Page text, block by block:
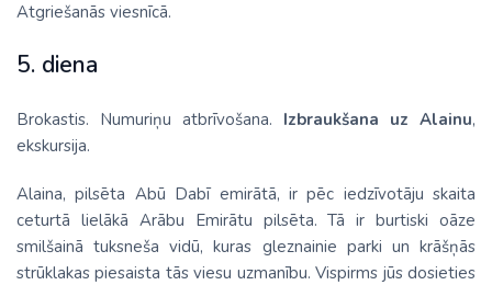
Atgriešanās viesnīcā.
5. diena
Brokastis. Numuriņu atbrīvošana. Izbraukšana uz Alainu,
ekskursija.
Alaina, pilsēta Abū Dabī emirātā, ir pēc iedzīvotāju skaita
ceturtā lielākā Arābu Emirātu pilsēta. Tā ir burtiski oāze
smilšainā tuksneša vidū, kuras gleznainie parki un krāšņās
strūklakas piesaista tās viesu uzmanību. Vispirms jūs dosieties